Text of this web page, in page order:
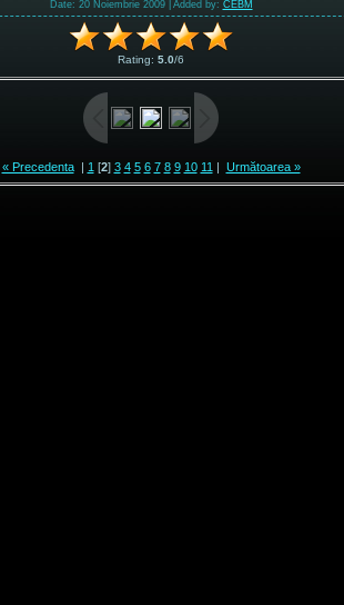
Date: 20 Noiembrie 2009 | Added by: CEBM
Rating: 5.0/6
« Precedenta| 1 [2] 3 4 5 6 7 8 9 10 11 | Următoarea »